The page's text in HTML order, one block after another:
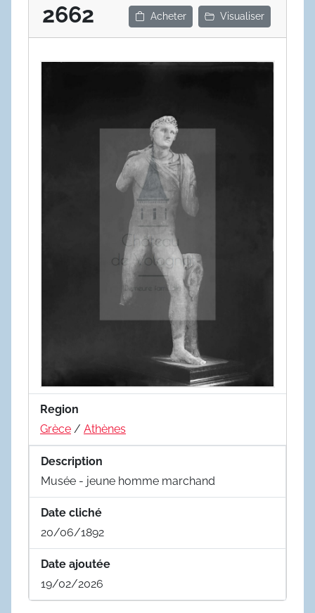
2662 Acheter Visualiser
Region
Grèce / Athènes
Description
Musée - jeune homme marchand
Date cliché
20/06/1892
Date ajoutée
19/02/2026